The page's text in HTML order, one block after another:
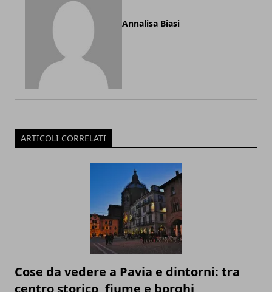
Annalisa Biasi
ARTICOLI CORRELATI
Cose da vedere a Pavia e dintorni: tra